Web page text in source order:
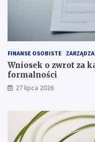
FINANSE OSOBISTE
Wniosek o zwrot za
formalności
27 lipca 2026